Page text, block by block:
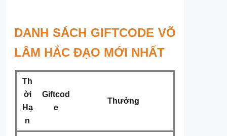
DANH SÁCH GIFTCODE VÕ
LÂM HẮC ĐẠO MỚI NHẤT
Th
ời
Hạ
n
Giftcod
e
Thưởng